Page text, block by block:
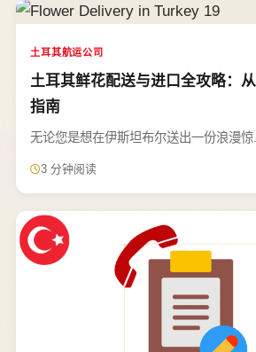
土耳其航运公司
土耳其鲜花配送与进口全攻略：
指南
无论您是想在伊斯坦布尔送出一份浪漫惊...
3 分钟阅读